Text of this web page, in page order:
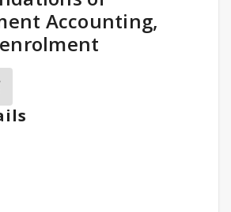
Accounting,
of Management